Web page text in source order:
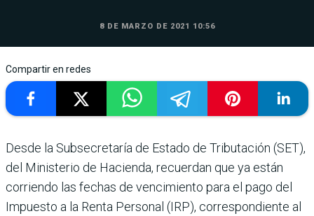
8 DE MARZO DE 2021 10:56
Compartir en redes
Desde la Subsecretaría de Estado de Tributación (SET),
del Ministerio de Hacienda, recuerdan que ya están
corriendo las fechas de vencimiento para el pago del
Impuesto a la Renta Personal (IRP), correspondiente al